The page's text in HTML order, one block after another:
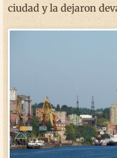
ciudad y la dejaron